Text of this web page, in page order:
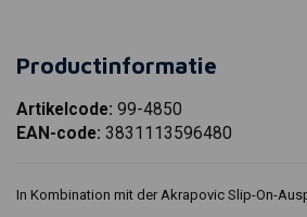
Productinformatie
Artikelcode: 99-4850
EAN-code: 3831113596480
In Kombination mit der Akrapovic Slip-On-